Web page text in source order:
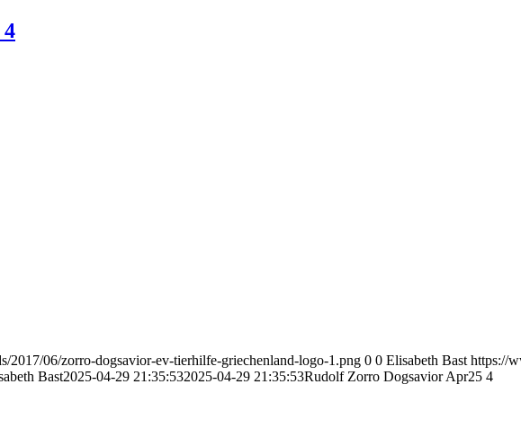
2017/06/zorro-dogsavior-ev-tierhilfe-griechenland-logo-1.png 0 0 Elisabeth Bast https://
Bast2025-04-29 21:35:532025-04-29 21:35:53Rudolf Zorro Dogsavior Apr25 4